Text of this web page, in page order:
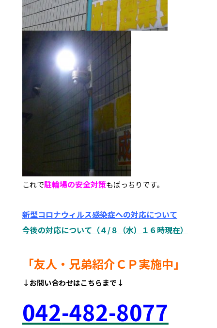
これで駐輪場の安全対策もばっちりです。
新型コロナウィルス感染症への対応について
今後の対応について（４/８（水）１６時現在）
「友人・兄弟紹介ＣＰ実施中」
↓お問い合わせはこちらまで↓
042-482-8077